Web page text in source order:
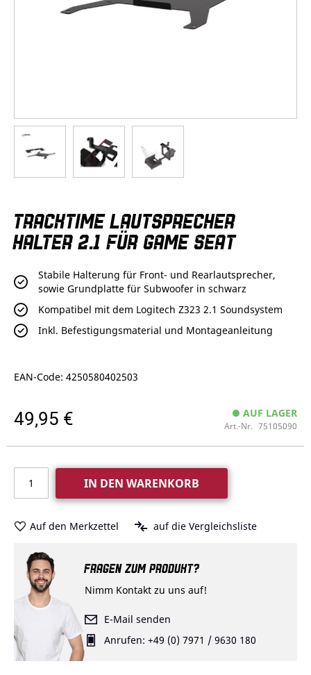
TRACKTIME LAUTSPRECHER
HALTER 2.1 FÜR GAME SEAT
Stabile Halterung für Front- und Rearlautsprecher,
sowie Grundplatte für Subwoofer in schwarz
Kompatibel mit dem Logitech Z323 2.1 Soundsystem
Inkl. Befestigungsmaterial und Montageanleitung
49,95 € AUF LAGER
Art.-Nr. 75105090
IN DEN WARENKORB
Auf den Merkzettel auf die Vergleichsliste
EAN-Code: 4250580402503
Anfang
der
Bildergalerie
FRAGEN ZUM PRODUKT?
Nimm Kontakt zu uns auf!
E-Mail senden
Anrufen: +49 (0) 7971 / 9630 180